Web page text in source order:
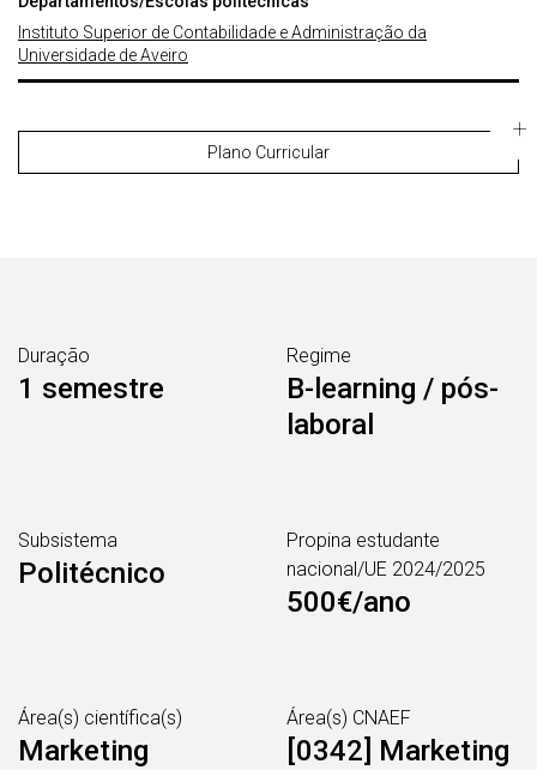
Instituto Superior de Contabilidade e Administração da
Universidade de Aveiro
Plano Curricular
Duração
1 semestre
Regime
B-learning / pós-
laboral
Subsistema
Politécnico
Propina estudante
nacional/UE 2024/2025
500€/ano
Área(s) científica(s)
Marketing
Área(s) CNAEF
[0342] Marketing